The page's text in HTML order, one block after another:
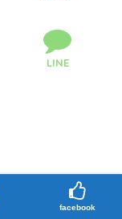
LINE
facebook